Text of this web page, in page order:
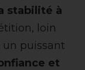
stabilité à
loin
un puissant
et